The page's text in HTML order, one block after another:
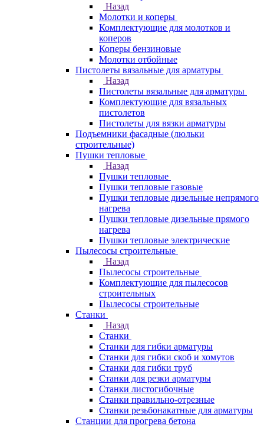
Назад
Молотки и коперы
Комплектующие для молотков и
коперов
Коперы бензиновые
Молотки отбойные
Пистолеты вязальные для арматуры
Назад
Пистолеты вязальные для арматуры
Комплектующие для вязальных
пистолетов
Пистолеты для вязки арматуры
Подъемники фасадные (люльки
строительные)
Пушки тепловые
Назад
Пушки тепловые
Пушки тепловые газовые
Пушки тепловые дизельные непрямого
нагрева
Пушки тепловые дизельные прямого
нагрева
Пушки тепловые электрические
Пылесосы строительные
Назад
Пылесосы строительные
Комплектующие для пылесосов
строительных
Пылесосы строительные
Станки
Назад
Станки
Станки для гибки арматуры
Станки для гибки скоб и хомутов
Станки для гибки труб
Станки для резки арматуры
Станки листогибочные
Станки правильно-отрезные
Станки резьбонакатные для арматуры
Станции для прогрева бетона